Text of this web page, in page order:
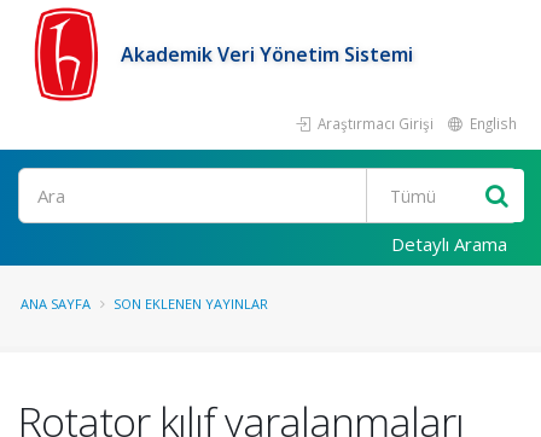
Akademik Veri Yönetim Sistemi
Araştırmacı Girişi English
Ara
Detaylı Arama
ANA SAYFA SON EKLENEN YAYINLAR
Rotator kılıf yaralanmaları